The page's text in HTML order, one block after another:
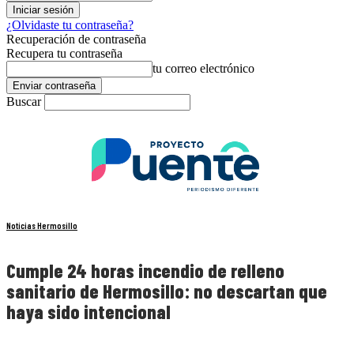
¿Olvidaste tu contraseña?
Recuperación de contraseña
Recupera tu contraseña
tu correo electrónico
Buscar
Noticias Hermosillo
Cumple 24 horas incendio de relleno
sanitario de Hermosillo: no descartan que
haya sido intencional